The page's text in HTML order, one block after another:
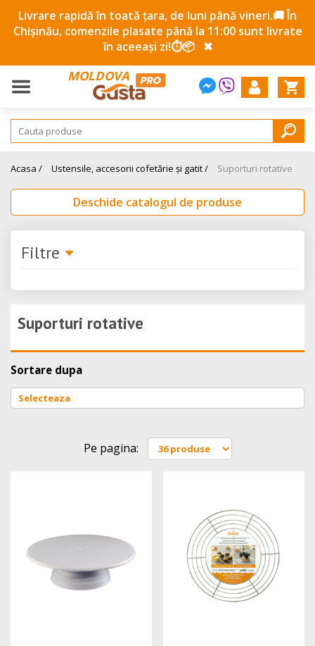
Livrare rapidă în toată țara, de luni până vineri.🚚 În
Chișinău, comenzile plasate până la 11:00 sunt livrate
în aceeași zi!⏱️📦 ✖
MOLDOVA
Acasa / Ustensile, accesorii cofetărie și gatit / Suporturi rotative
Deschide catalogul de produse
Filtre
Suporturi rotative
Sortare dupa
Pe pagina: